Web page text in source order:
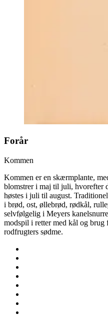
Forår
Kommen
Kommen er en skærmplante,
blomstrer i maj til juli, hvorefter
høstes i juli til august.
i brød, ost, øllebrød, rødkål,
selvfølgelig i Meyers
modspil i retter med kål og brug
rodfrugters sødme.